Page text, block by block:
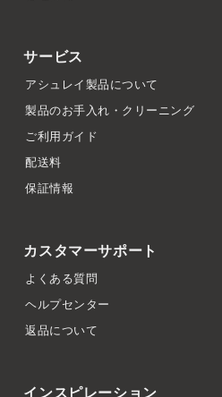
サービス
アシュレイ製品について
製品のお手入れ・クリーニング
ご利用ガイド
配送料
保証情報
カスタマーサポート
よくある質問
ヘルプセンター
返品について
インスピレーション